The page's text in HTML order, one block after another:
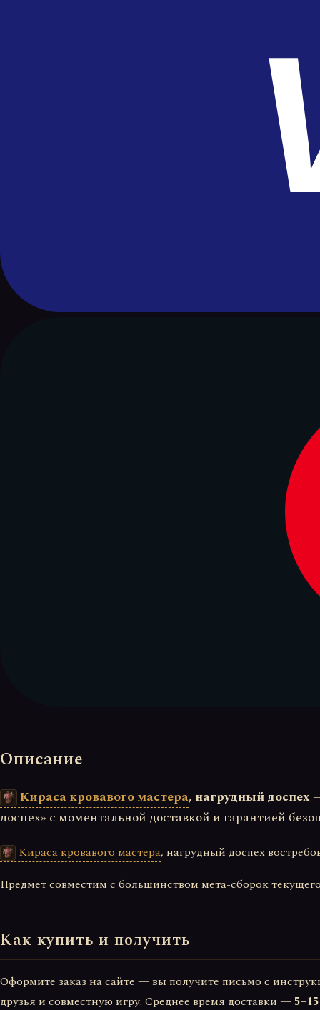
Описание
Кираса кровавого мастера, нагрудный доспех
доспех» с моментальной доставкой и гарантией
Кираса кровавого мастера, нагрудный доспех
Предмет совместим с большинством мета-сборок
Как купить и получить
Оформите заказ на сайте — вы получите письмо с
друзья и совместную игру. Среднее время доставки —